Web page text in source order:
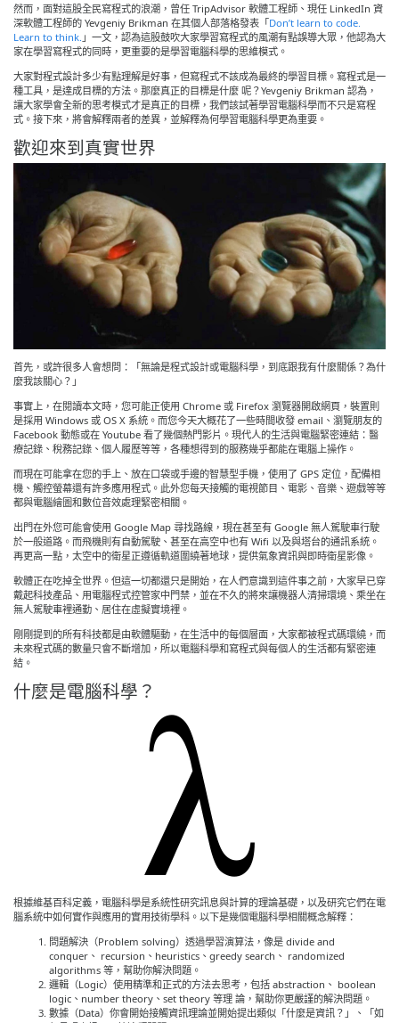
然而，面對這股全民寫程式的浪潮，曾任 TripAdvisor 軟體工程師、現任 LinkedIn 資
深軟體工程師的 Yevgeniy Brikman 在其個人部落格發表「Don’t learn to code.
Learn to think. 」一文，認為這股鼓吹大家學習寫程式的風潮有點誤導大眾，他認為大
家在學習寫程式的同時，更重要的是學習電腦科學的思維模式。
大家對程式設計多少有點理解是好事，但寫程式不該成為最終的學習目標。寫程式是一
種工具，是達成目標的方法。那麼真正的目標是什麼 呢？Yevgeniy Brikman 認為，
讓大家學會全新的思考模式才是真正的目標，我們該試著學習電腦科學而不只是寫程
式。接下來，將會解釋兩者的差異，並解釋為何學習電腦科學更為重要。
歡迎來到真實世界
首先，或許很多人會想問：「無論是程式設計或電腦科學，到底跟我有什麼關係？為什
麼我該關心？」
事實上，在閱讀本文時，您可能正使用 Chrome 或 Firefox 瀏覽器開啟網頁，裝置則
是採用 Windows 或 OS X 系統。而您今天大概花了一些時間收發 email、瀏覽朋友的
Facebook 動態或在 Youtube 看了幾個熱門影片。現代人的生活與電腦緊密連結：醫
療記錄、稅務記錄、個人履歷等等，各種想得到的服務幾乎都能在電腦上操作。
而現在可能拿在您的手上、放在口袋或手邊的智慧型手機，使用了 GPS 定位，配備相
機、觸控螢幕還有許多應用程式。此外您每天接觸的電視節目、電影、音樂、遊戲等等
都與電腦繪圖和數位音效處理緊密相關。
出門在外您可能會使用 Google Map 尋找路線，現在甚至有 Google 無人駕駛車行駛
於一般道路。而飛機則有自動駕駛、甚至在高空中也有 Wifi 以及與塔台的通訊系統。
再更高一點，太空中的衛星正遵循軌道圍繞著地球，提供氣象資訊與即時衛星影像。
軟體正在吃掉全世界。但這一切都還只是開始，在人們意識到這件事之前，大家早已穿
戴起科技產品、用電腦程式控管家中門禁，並在不久的將來讓機器人清掃環境、乘坐在
無人駕駛車裡通勤、居住在虛擬實境裡。
剛剛提到的所有科技都是由軟體驅動，在生活中的每個層面，大家都被程式碼環繞，而
未來程式碼的數量只會不斷增加，所以電腦科學和寫程式與每個人的生活都有緊密連
結。
什麼是電腦科學？
根據維基百科定義，電腦科學是系統性研究訊息與計算的理論基礎，以及研究它們在電
腦系統中如何實作與應用的實用技術學科。以下是幾個電腦科學相關概念解釋：
問題解決（Problem solving）透過學習演算法，像是 divide and
conquer、 recursion、heuristics、greedy search、 randomized
algorithms 等，幫助你解決問題。
邏輯（Logic）使用精準和正式的方法去思考，包括 abstraction、 boolean
logic、number theory、set theory 等理 論，幫助你更嚴謹的解決問題。
數據（Data）你會開始接觸資訊理論並開始提出類似「什麼是資訊？」、「如